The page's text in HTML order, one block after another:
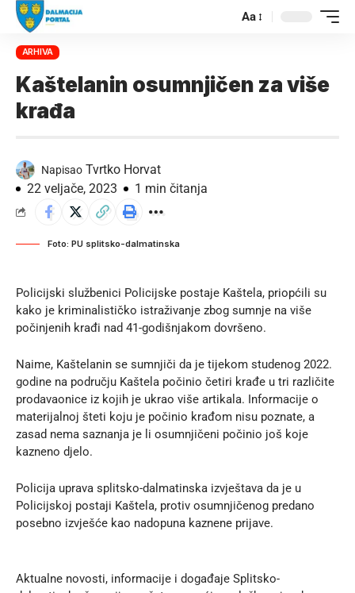
Aa
ARHIVA
Kaštelanin osumnjičen za više
krađa
Napisao Tvrtko Horvat
22 veljače, 2023
1 min čitanja
Foto: PU splitsko-dalmatinska
Policijski službenici Policijske postaje Kaštela, priopćili su
kako je kriminalističko istraživanje zbog sumnje na više
počinjenih krađi nad 41-godišnjakom dovršeno.
Naime, Kaštelanin se sumnjiči da je tijekom studenog 2022.
godine na području Kaštela počinio četiri krađe u tri različite
prodavaonice iz kojih je ukrao više artikala. Informacije o
materijalnoj šteti koju je počinio krađom nisu poznate, a
zasad nema saznanja je li osumnjičeni počinio još koje
kazneno djelo.
Policija uprava splitsko-dalmatinska izvještava da je u
Policijskoj postaji Kaštela, protiv osumnjičenog predano
posebno izvješće kao nadopuna kaznene prijave.
Aktualne novosti, informacije i događaje Splitsko-